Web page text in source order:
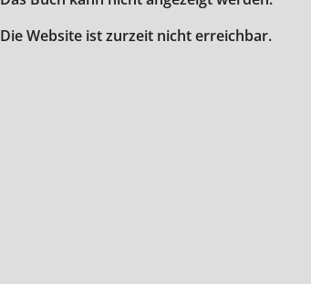
Die Website ist zurzeit nicht erreichbar.